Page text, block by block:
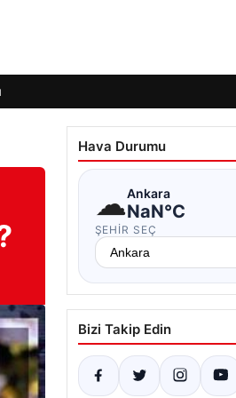
Hava Durumu
☁Ankara
NaN°C
ŞEHIR SEÇ
Bizi Takip Edin